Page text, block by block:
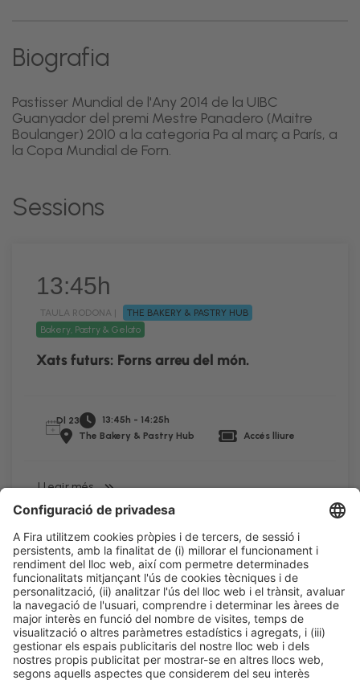
Biografia
Pastisser Mundial de l'Any 2014 de la UIBC
Guanyador del premi Mestre Panadero (Maitre
Boulanger) 2010 a la categoria Pa al març a París, a
la Copa Mundial de Forn.
Sessions
13:45h
TAULA RODONA |
THE BAKERY & PASTRY HUB
Bakery, Pastry & Gelato
Xats futurs: Forns arreu del món.
Dl 23
13:45h - 14:25h
The Bakery & Pastry Hub
Accés lliure
LLegir més